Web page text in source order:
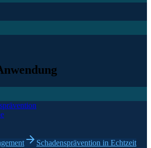
Schadensprävention in Echtzeit